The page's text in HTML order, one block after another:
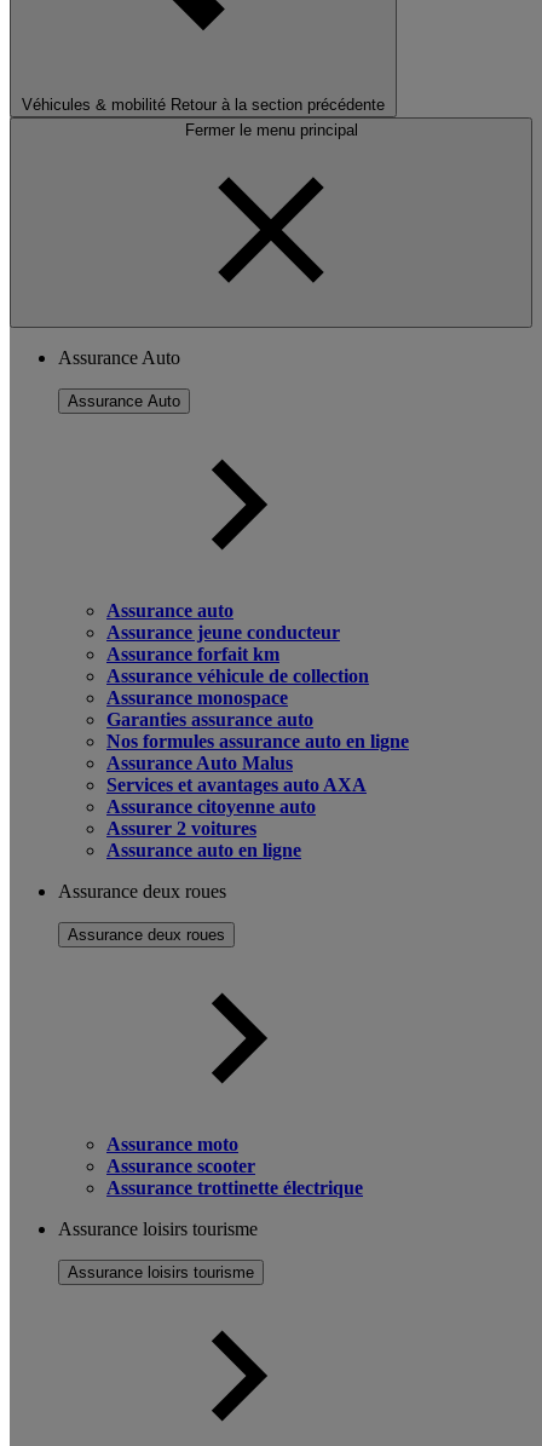
Véhicules & mobilité Retour à la section précédente
Fermer le menu principal
Assurance Auto
Assurance Auto
Assurance auto
Assurance jeune conducteur
Assurance forfait km
Assurance véhicule de collection
Assurance monospace
Garanties assurance auto
Nos formules assurance auto en ligne
Assurance Auto Malus
Services et avantages auto AXA
Assurance citoyenne auto
Assurer 2 voitures
Assurance auto en ligne
Assurance deux roues
Assurance deux roues
Assurance moto
Assurance scooter
Assurance trottinette électrique
Assurance loisirs tourisme
Assurance loisirs tourisme